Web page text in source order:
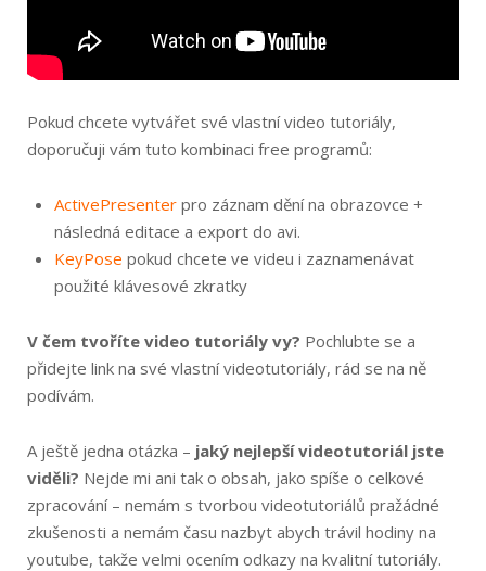
Pokud chcete vytvářet své vlastní video tutoriály,
doporučuji vám tuto kombinaci free programů:
ActivePresenter pro záznam dění na obrazovce +
následná editace a export do avi.
KeyPose pokud chcete ve videu i zaznamenávat
použité klávesové zkratky
V čem tvoříte video tutoriály vy? Pochlubte se a
přidejte link na své vlastní videotutoriály, rád se na ně
podívám.
A ještě jedna otázka – jaký nejlepší videotutoriál jste
viděli? Nejde mi ani tak o obsah, jako spíše o celkové
zpracování – nemám s tvorbou videotutoriálů pražádné
zkušenosti a nemám času nazbyt abych trávil hodiny na
youtube, takže velmi ocením odkazy na kvalitní tutoriály.